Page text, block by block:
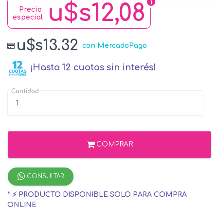
u$s12,08
Precio
especial
u$s13.32 con MercadoPago
¡Hasta 12 cuotas sin interés!
Cantidad
COMPRAR
CONSULTAR
* ⚡ PRODUCTO DISPONIBLE SOLO PARA COMPRA
ONLINE